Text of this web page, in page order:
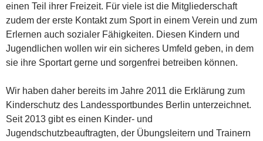
einen Teil ihrer Freizeit. Für viele ist die Mitgliederschaft
zudem der erste Kontakt zum Sport in einem Verein und zum
Erlernen auch sozialer Fähigkeiten. Diesen Kindern und
Jugendlichen wollen wir ein sicheres Umfeld geben, in dem
sie ihre Sportart gerne und sorgenfrei betreiben können.
Wir haben daher bereits im Jahre 2011 die Erklärung zum
Kinderschutz des Landessportbundes Berlin unterzeichnet.
Seit 2013 gibt es einen Kinder- und
Jugendschutzbeauftragten, der Übungsleitern und Trainern